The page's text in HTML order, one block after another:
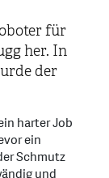
für
her. In
der
harter Job
ein
Schmutz
und